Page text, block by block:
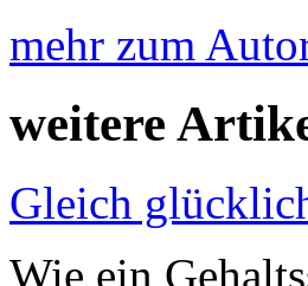
mehr zum
weitere
Gleich
Wie ein